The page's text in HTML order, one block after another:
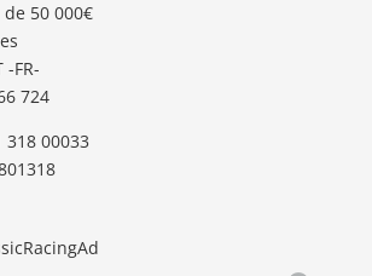
50 000€
-FR-
724‬
318 00033